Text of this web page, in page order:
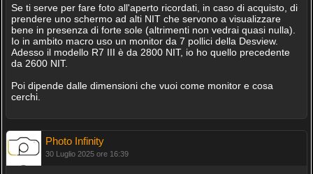
Se ti serve per fare foto all'aperto ricordati, in caso di acquisto, di
prendere uno schermo ad alti NIT che servono a visualizzare
bene in presenza di forte sole (altrimenti non vedrai quasi nulla).
Io in ambito macro uso un monitor da 7 pollici della Desview.
Adesso il modello R7 III è da 2800 NIT, io ho quello precedente
da 2600 NIT.
Poi dipende dalle dimensioni che vuoi come monitor e cosa
cerchi.
Photo Infinity
30 Luglio 2025 ore 16:39